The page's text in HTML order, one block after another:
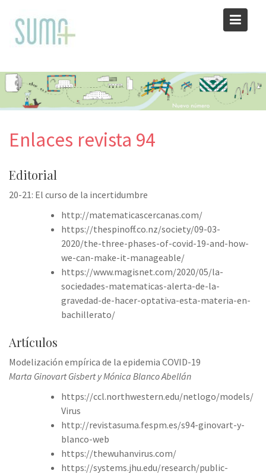
content
Enlaces revista 94
Editorial
20-21: El curso de la incertidumbre
http://matematicascercanas.com/
https://thespinoff.co.nz/society/09-03-
2020/the-three-phases-of-covid-19-and-how-
we-can-make-it-manageable/
https://www.magisnet.com/2020/05/la-
sociedades-matematicas-alerta-de-la-
gravedad-de-hacer-optativa-esta-materia-en-
bachillerato/
Artículos
Modelización empírica de la epidemia COVID-19
Marta Ginovart Gisbert y Mónica Blanco Abellán
https://ccl.northwestern.edu/netlogo/models/
Virus
http://revistasuma.fespm.es/s94-ginovart-y-
blanco-web
https://thewuhanvirus.com/
https://systems.jhu.edu/research/public-